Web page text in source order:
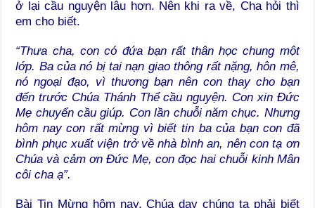
ở lại cầu nguyện lâu hơn. Nên khi ra về, Cha hỏi thì
em cho biết.
“Thưa cha, con có đứa bạn rất thân học chung một
lớp. Ba của nó bị tai nạn giao thông rất nặng, hôn mê,
nó ngoại đạo, vì thương bạn nên con thay cho bạn
đến trước Chúa Thánh Thể cầu nguyện. Con xin Đức
Mẹ chuyển cầu giúp. Con lần chuỗi năm chục. Nhưng
hôm nay con rất mừng vì biết tin ba của bạn con đã
bình phục xuất viện trở về nhà bình an, nên con tạ ơn
Chúa và cảm ơn Đức Mẹ, con đọc hai chuỗi kinh Mân
côi cha ạ”.
Bài Tin Mừng hôm nay, Chúa dạy chúng ta phải biết